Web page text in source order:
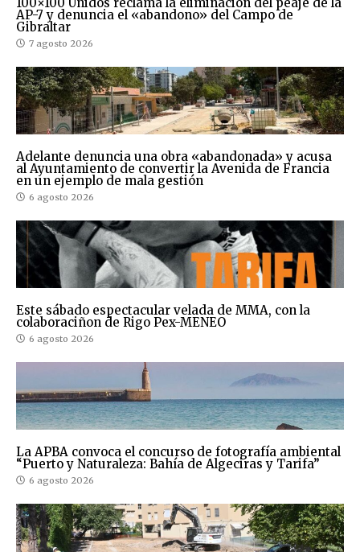
AP-7 y denuncia el «abandono» del Campo de
Gibraltar
7 agosto 2026
Adelante denuncia una obra «abandonada» y acusa
al Ayuntamiento de convertir la Avenida de Francia
en un ejemplo de mala gestión
6 agosto 2026
Este sábado espectacular velada de MMA, con la
colaboraciñon de Rigo Pex-MENEO
6 agosto 2026
La APBA convoca el concurso de fotografía ambiental
“Puerto y Naturaleza: Bahía de Algeciras y Tarifa”
6 agosto 2026